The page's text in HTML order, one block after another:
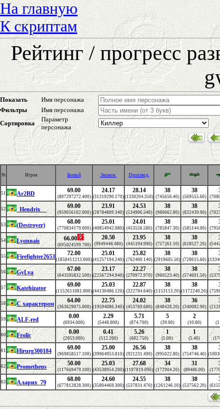
На главную
К скриптам
Рейтинг / прогресс
Показать
Имя персонажа
Фильтры
Имя персонажа
Сортировка
Параметр
персонажа
№ Игрок Боевой Эконом. Производ.
51 Ar2BD 69.00
(807297272.400)
24.17
(31319290.170)
28.14
(1330204.350)
38
(745656.40)
38
(569555.60)
52 _Hendrix__ 69.00
(959056102.000)
23.91
(28784809.340)
24.53
(534906.540)
38
(980662.80)
38
(832439.90)
53 (Destroyer) 68.00
(770834179.000)
25.01
(40854942.080)
24.01
(453556.580)
38
(785847.30)
38
(585144.00)
54 Lyonnais 66.00
(695024599.700)
20.50
(9949446.480)
23.95
(445194.990)
38
(757261.10)
38
(618527.20)
55 Firefighter2653 72.00
(1858411213.000)
25.01
(41257194.240)
25.82
(762400.140)
38
(2919605.50)
38
(728615.60)
56 GyLya 67.00
(643595832.500)
23.17
(22567294.940)
22.27
(270972.970)
38
(960523.40)
38
(574691.50)
57 Katehizator 69.00
(1152611081.000)
25.03
(44130486.120)
22.87
(322784.640)
38
(1153113.20)
38
(1172240.20)
58 С характером 64.00
(363629075.000)
22.75
(19594086.340)
24.02
(453769.680)
38
(848428.20)
36
(340082.90)
59 ALF-red 0.00
(6934.000)
2.29
(5448.000)
5.71
(874.700)
5
(39.00)
2
(10.00)
60 Frolic 0.00
(2053.000)
0.41
(512.200)
5.26
(682.750)
1
(5.00)
1
(5.40)
61 Hirurg300184 69.00
(969858517.100)
25.00
(39964953.810)
26.56
(921231.490)
38
(995022.80)
38
(754746.40)
62 Prometheus 50.00
(117669479.100)
25.03
(43538954.200)
27.68
(1197819.090)
34
(172904.20)
31
(89486.00)
63 Аларих_79 68.00
(677812828.300)
24.60
(35804469.300)
24.55
(537831.470)
38
(1261246.10)
38
(537562.20)